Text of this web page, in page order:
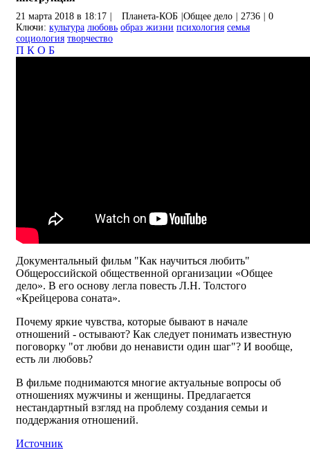
21 марта 2018 в 18:17 Планета-КОБ Общее дело 2736
0
Ключи: культура любовь образ жизни психология семья
социология творчество
П К О Б
Документальный фильм "Как научиться любить"
Общероссийской общественной организации «Общее
дело». В его основу легла повесть Л.Н. Толстого
«Крейцерова соната».
Почему яркие чувства, которые бывают в начале
отношений - остывают? Как следует понимать известную
поговорку "от любви до ненависти один шаг"? И вообще,
есть ли любовь?
В фильме поднимаются многие актуальные вопросы об
отношениях мужчины и женщины. Предлагается
нестандартный взгляд на проблему создания семьи и
поддержания отношений.
Источник